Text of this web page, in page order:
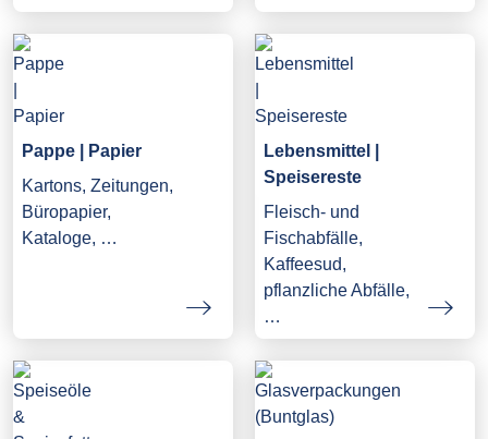
Pappe | Papier
Kartons, Zeitungen,
Büropapier,
Kataloge, …
Lebensmittel |
Speisereste
Fleisch- und
Fischabfälle,
Kaffeesud,
pflanzliche Abfälle,
…